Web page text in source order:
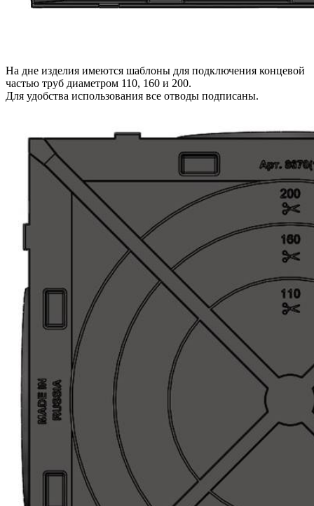
На дне изделия имеются шаблоны для подключения концевой
частью труб диаметром 110, 160 и 200.
Для удобства использования все отводы подписаны.